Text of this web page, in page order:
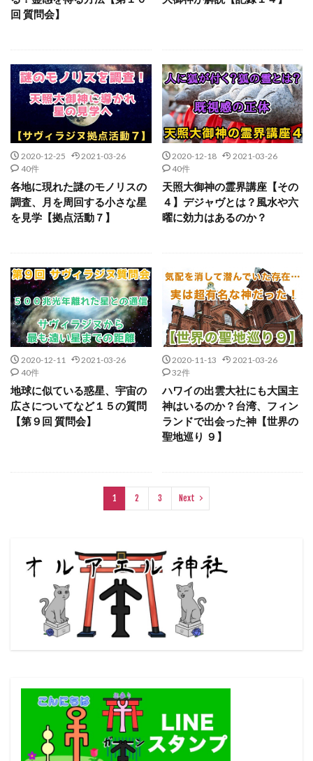
回 質問会】
2020-12-25
2021-03-26
40件
各地に現れた謎のモノリスの
調査、月を周回する小さな星
を見学【拠点活動７】
2020-12-18
2021-03-26
40件
天照大御神の霊界講座【その
４】デジャヴとは？風水や六
曜に効力はあるのか？
2020-12-11
2021-03-26
40件
地球に似ている惑星、宇宙の
広さについてなど１５の質問
【第９回 質問会】
2020-11-13
2021-03-26
32件
ハワイの出雲大社にも大国主
神はいるのか？台湾、フィン
ランドで出会った神【世界の
聖地巡り ９】
1 2 3 Next